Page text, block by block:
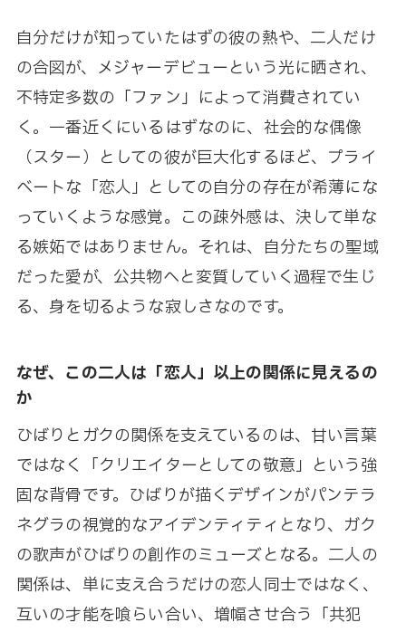
自分だけが知っていたはずの彼の熱や、二人だけ
の合図が、メジャーデビューという光に晒され、
不特定多数の「ファン」によって消費されてい
く。一番近くにいるはずなのに、社会的な偶像
（スター）としての彼が巨大化するほど、プライ
ベートな「恋人」としての自分の存在が希薄にな
っていくような感覚。この疎外感は、決して単な
る嫉妬ではありません。それは、自分たちの聖域
だった愛が、公共物へと変質していく過程で生じ
る、身を切るような寂しさなのです。
なぜ、この二人は「恋人」以上の関係に見えるの
か
ひばりとガクの関係を支えているのは、甘い言葉
ではなく「クリエイターとしての敬意」という強
固な背骨です。ひばりが描くデザインがパンテラ
ネグラの視覚的なアイデンティティとなり、ガク
の歌声がひばりの創作のミューズとなる。二人の
関係は、単に支え合うだけの恋人同士ではなく、
互いの才能を喰らい合い、増幅させ合う「共犯